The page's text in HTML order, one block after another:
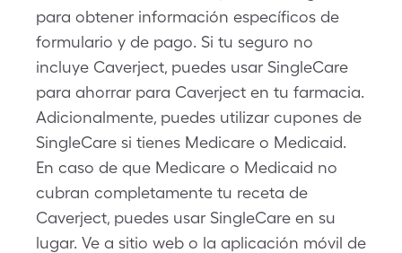
para obtener información específicos de
formulario y de pago. Si tu seguro no
incluye Caverject, puedes usar SingleCare
para ahorrar para Caverject en tu farmacia.
Adicionalmente, puedes utilizar cupones de
SingleCare si tienes Medicare o Medicaid.
En caso de que Medicare o Medicaid no
cubran completamente tu receta de
Caverject, puedes usar SingleCare en su
lugar. Ve a sitio web o la aplicación móvil de